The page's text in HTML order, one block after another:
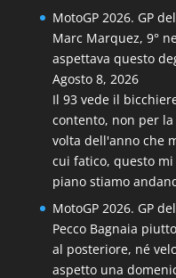
MotoGP 2026. GP
Marc Marquez, 9°
aspettava questo
Agosto 8, 2026
Il 93 vede il
contento, non per
volta dell'anno che
cui fatico, questo
piano stiamo
MotoGP 2026. GP
Pecco Bagnaia
al posteriore, né
aspetto una